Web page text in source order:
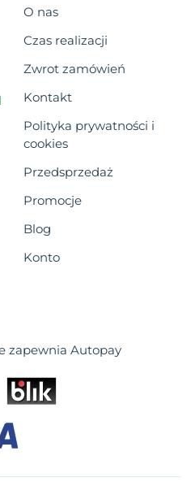
O nas
Czas realizacji
Zwrot zamówień
Kontakt
Polityka prywatności i
cookies
Przedsprzedaż
Promocje
Blog
Konto
zapewnia Autopay